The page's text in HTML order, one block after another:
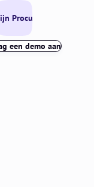
een demo aan
Procurios